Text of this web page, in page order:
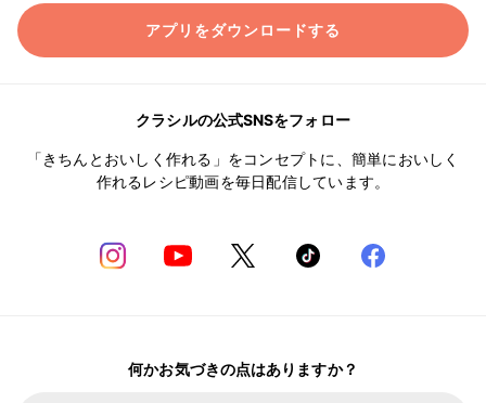
アプリをダウンロードする
クラシルの公式SNSをフォロー
「きちんとおいしく作れる」をコンセプトに、簡単においしく
作れるレシピ動画を毎日配信しています。
何かお気づきの点はありますか？